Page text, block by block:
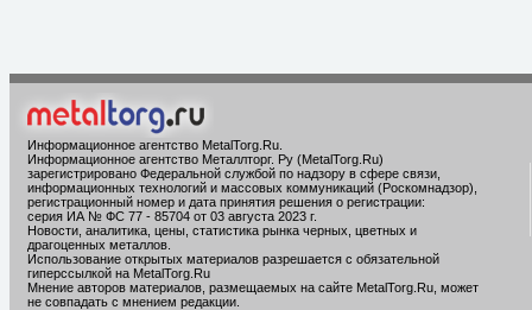
Информационное агентство MetalTorg.Ru
Информационное агентство Металлторг. Ру (MetalTorg.Ru)
зарегистрировано Федеральной службой по надзору в сфере связи,
информационных технологий и массовых коммуникаций (Роскомнадзор),
регистрационный номер и дата принятия решения о регистрации:
серия ИА № ФС 77 - 85704 от 03 августа 2023 г.
Новости, аналитика, цены, статистика рынка черных, цветных и
драгоценных металлов.
Использование открытых материалов разрешается с обязательной
гиперссылкой на MetalTorg.Ru
Мнение авторов материалов, размещаемых на сайте MetalTorg.Ru, может
не совпадать с мнением редакции.